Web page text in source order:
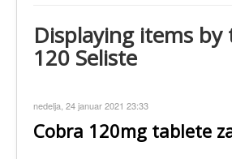
Preparati za Žene
Tablete za koncentraciju
Preparati za Potenciju - Cenovnik
Displaying items by
120 Seliste
nedelja, 24 januar 2021 23:33
Cobra 120mg tablete